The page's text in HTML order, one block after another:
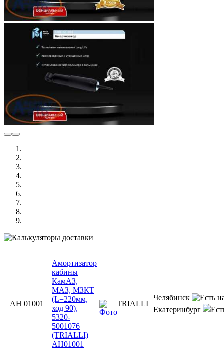
AH 01001
Амортизатор
кабины
КамАЗ,
МАЗ, МЗКТ
(L=220мм,
ход 90),
5320-
5001076
(TRIALLI)
AH01001
TRIALLI
Челябинск
Екатеринбург